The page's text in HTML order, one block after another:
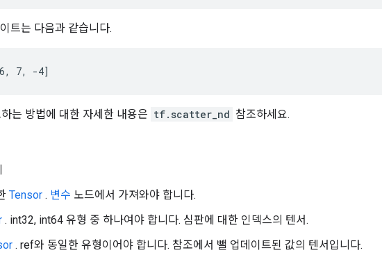
트는 다음과 같습니다.
7, -4]
는 방법에 대한 자세한 내용은 tf.scatter_nd 참조하세요.
Tensor . 변수 노드에서 가져와야 합니다.
. int32, int64 유형 중 하나여야 합니다. 심판에 대한 인덱스의 텐서.
. ref와 동일한 유형이어야 합니다. 참조에서 뺄 업데이트된 값의 텐서입니다.